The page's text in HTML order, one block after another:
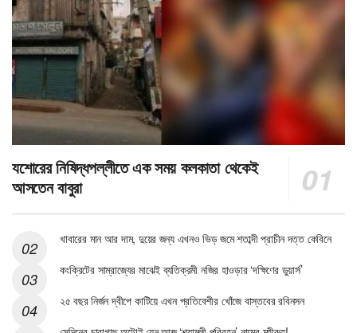
যশোরের নিষিদ্ধপল্লীতে এক সময় কলকাতা থেকেই
আসতেন বাবুরা
খাবারের মান আর দাম, দুয়ের জন্য এখনও ভিড় জমে শতাব্দী প্রাচীন দত্ত কেবিনে
কংক্রিটের সাম্রাজ্যের মাঝেই ব্যতিক্রমী নজির হাওড়ার ‘দক্ষিণের ডুয়ার্স’
২৫ বছর নির্জন দ্বীপে কাটিয়ে এখন প্রতিবেশীর খোঁজে বাস্তবের রবিনসন